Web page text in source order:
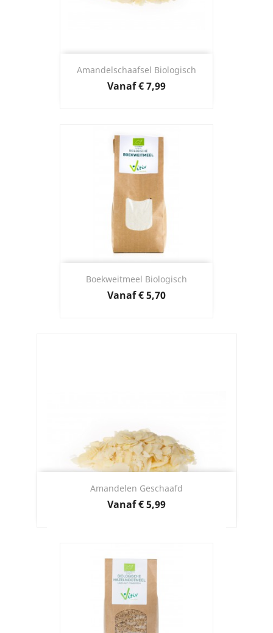
Amandelschaafsel Biologisch
VanafPrijs
€ 7,99
Boekweitmeel Biologisch
VanafPrijs
€ 5,70
Amandelen Geschaafd
VanafPrijs
€ 5,99